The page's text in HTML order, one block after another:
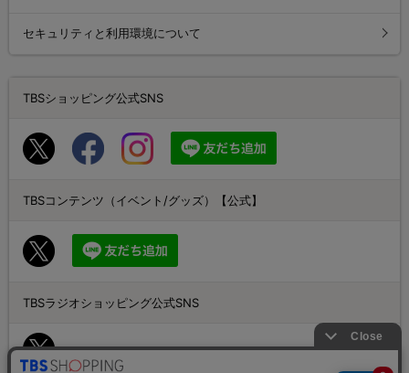
セキュリティと利用環境について
TBSショッピング公式SNS
TBSコンテンツ（イベント/グッズ）【公式】
TBSラジオショッピング公式SNS